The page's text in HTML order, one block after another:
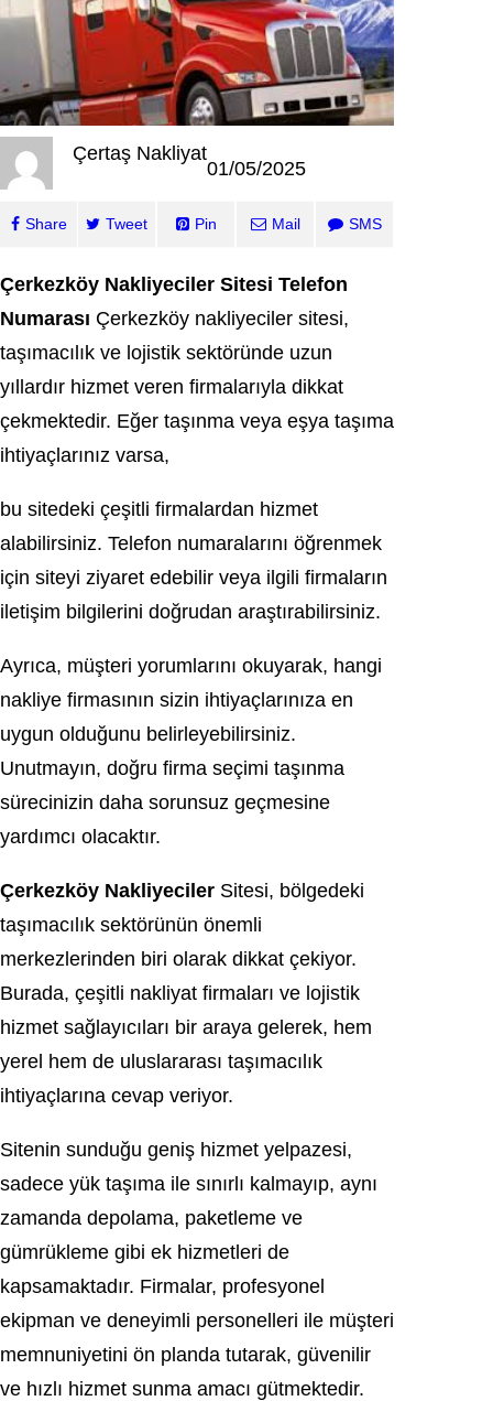
Çertaş Nakliyat
01/05/2025
Share Tweet Pin Mail SMS
Çerkezköy Nakliyeciler Sitesi Telefon
Numarası Çerkezköy nakliyeciler sitesi,
taşımacılık ve lojistik sektöründe uzun
yıllardır hizmet veren firmalarıyla dikkat
çekmektedir. Eğer taşınma veya eşya taşıma
ihtiyaçlarınız varsa,
bu sitedeki çeşitli firmalardan hizmet
alabilirsiniz. Telefon numaralarını öğrenmek
için siteyi ziyaret edebilir veya ilgili firmaların
iletişim bilgilerini doğrudan araştırabilirsiniz.
Ayrıca, müşteri yorumlarını okuyarak, hangi
nakliye firmasının sizin ihtiyaçlarınıza en
uygun olduğunu belirleyebilirsiniz.
Unutmayın, doğru firma seçimi taşınma
sürecinizin daha sorunsuz geçmesine
yardımcı olacaktır.
Çerkezköy Nakliyeciler Sitesi, bölgedeki
taşımacılık sektörünün önemli
merkezlerinden biri olarak dikkat çekiyor.
Burada, çeşitli nakliyat firmaları ve lojistik
hizmet sağlayıcıları bir araya gelerek, hem
yerel hem de uluslararası taşımacılık
ihtiyaçlarına cevap veriyor.
Sitenin sunduğu geniş hizmet yelpazesi,
sadece yük taşıma ile sınırlı kalmayıp, aynı
zamanda depolama, paketleme ve
gümrükleme gibi ek hizmetleri de
kapsamaktadır. Firmalar, profesyonel
ekipman ve deneyimli personelleri ile müşteri
memnuniyetini ön planda tutarak, güvenilir
ve hızlı hizmet sunma amacı gütmektedir.